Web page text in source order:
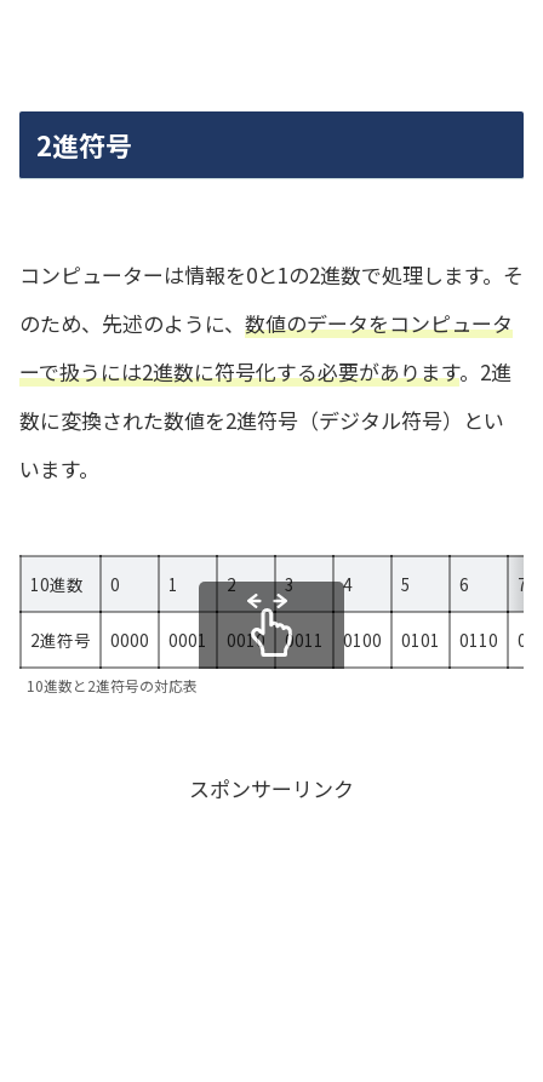
2進符号
コンピューターは情報を0と1の2進数で処理します。そ
のため、先述のように、 数値のデータをコンピュータ
ーで扱うには2進数に符号化する必要があります。2進
数に変換された数値を2進符号（デジタル符号）とい
います。
10進数 0 1 2 3 4 5 6 7
2進符号 0000 0001 0010 0011 0100 0101 0110
10進数と2進符号の対応表
スポンサーリンク